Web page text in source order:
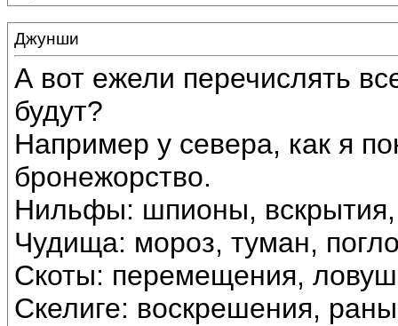
Джунши
А вот ежели перечислять
будут?
Например у севера, как я
бронежорство.
Нильфы: шпионы,
Чудища: мороз, туман,
Скоты: перемещения,
Скелиге: воскрешения,